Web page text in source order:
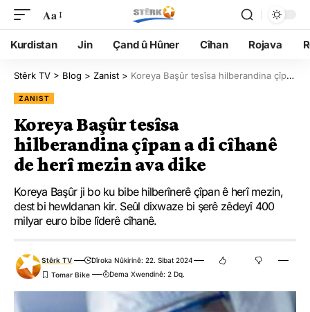
Aa
Kurdistan Jin Çand û Hûner Cîhan Rojava
Stêrk TV > Blog > Zanist > Koreya Başûr tesîsa hilberandina çîpan a di cîhanê de herî mezin ava dike
ZANIST
Koreya Başûr tesîsa
hilberandina çîpan a di cîhanê
de herî mezin ava dike
Koreya Başûr ji bo ku bibe hilberînerê çîpan ê herî mezin,
dest bi hewldanan kir. Seûl dixwaze bi şerê zêdeyî 400
milyar euro bibe lîderê cîhanê.
Stêrk TV
Dîroka Nûkirinê: 22. Sibat 2024
Dema Xwendinê: 2 Dq.